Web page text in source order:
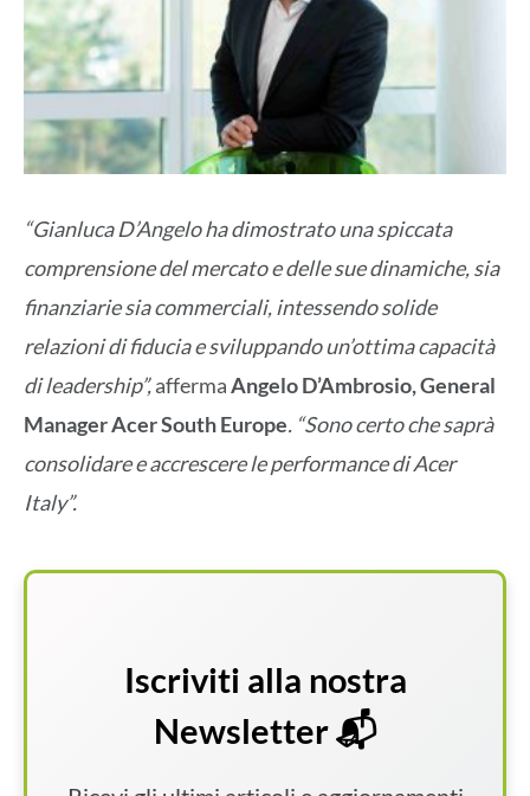
“Gianluca D’Angelo ha dimostrato una spiccata
comprensione del mercato e delle sue dinamiche, sia
finanziarie sia commerciali, intessendo solide
relazioni di fiducia e sviluppando un’ottima capacità
di leadership”,affermaAngelo D’Ambrosio, General
Manager Acer South Europe. “Sono certo che saprà
consolidare e accrescere le performance di Acer
Italy”.
Iscriviti alla nostra
Newsletter 📬